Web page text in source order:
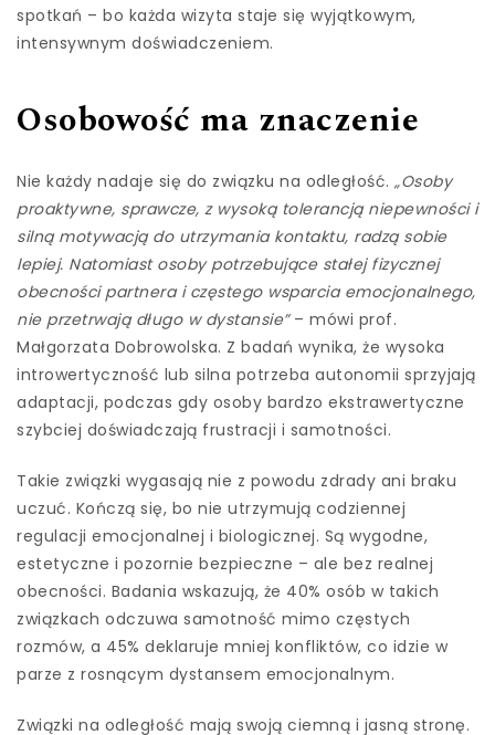
spotkań – bo każda wizyta staje się wyjątkowym,
intensywnym doświadczeniem.
Osobowość ma znaczenie
Nie każdy nadaje się do związku na odległość. „Osoby
proaktywne, sprawcze, z wysoką tolerancją niepewności i
silną motywacją do utrzymania kontaktu, radzą sobie
lepiej. Natomiast osoby potrzebujące stałej fizycznej
obecności partnera i częstego wsparcia emocjonalnego,
nie przetrwają długo w dystansie” – mówi prof.
Małgorzata Dobrowolska. Z badań wynika, że wysoka
introwertyczność lub silna potrzeba autonomii sprzyjają
adaptacji, podczas gdy osoby bardzo ekstrawertyczne
szybciej doświadczają frustracji i samotności.
Takie związki wygasają nie z powodu zdrady ani braku
uczuć. Kończą się, bo nie utrzymują codziennej
regulacji emocjonalnej i biologicznej. Są wygodne,
estetyczne i pozornie bezpieczne – ale bez realnej
obecności. Badania wskazują, że 40% osób w takich
związkach odczuwa samotność mimo częstych
rozmów, a 45% deklaruje mniej konfliktów, co idzie w
parze z rosnącym dystansem emocjonalnym.
Związki na odległość mają swoją ciemną i jasną stronę.